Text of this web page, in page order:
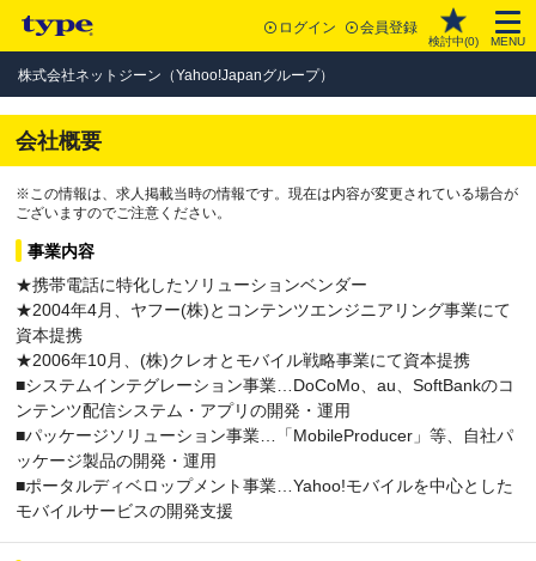
ログイン 会員登録
検討中(0) MENU
株式会社ネットジーン（Yahoo!Japanグループ）
会社概要
※この情報は、求人掲載当時の情報です。現在は内容が変更されている場合が
ございますのでご注意ください。
事業内容
★携帯電話に特化したソリューションベンダー
★2004年4月、ヤフー(株)とコンテンツエンジニアリング事業にて
資本提携
★2006年10月、(株)クレオとモバイル戦略事業にて資本提携
■システムインテグレーション事業…DoCoMo、au、SoftBankのコ
ンテンツ配信システム・アプリの開発・運用
■パッケージソリューション事業…「MobileProducer」等、自社パ
ッケージ製品の開発・運用
■ポータルディベロップメント事業…Yahoo!モバイルを中心とした
モバイルサービスの開発支援